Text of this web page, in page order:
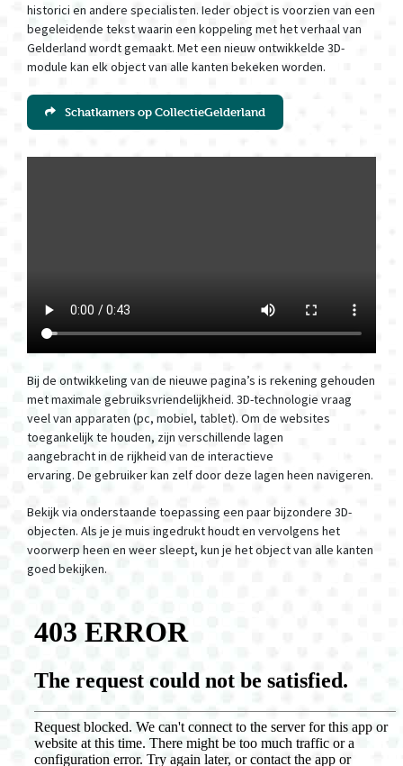
historici en andere specialisten. Ieder object is voorzien van een
begeleidende tekst waarin een koppeling met het verhaal van
Gelderland wordt gemaakt. Met een nieuw ontwikkelde 3D-
module kan elk object van alle kanten bekeken worden.
Schatkamers op CollectieGelderland
Bij de ontwikkeling van de nieuwe pagina’s is rekening gehouden
met maximale gebruiksvriendelijkheid. 3D-technologie vraag
veel van apparaten (pc, mobiel, tablet). Om de websites
toegankelijk te houden, zijn verschillende lagen
aangebracht in de rijkheid van de interactieve
ervaring. De gebruiker kan zelf door deze lagen heen navigeren.
Bekijk via onderstaande toepassing een paar bijzondere 3D-
objecten. Als je je muis ingedrukt houdt en vervolgens het
voorwerp heen en weer sleept, kun je het object van alle kanten
goed bekijken.